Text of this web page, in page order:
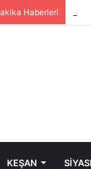
Haberleri
KEŞAN